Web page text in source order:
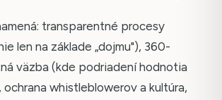
transparentné procesy
len na základe „dojmu"), 360-
väzba (kde podriadení hodnotia
ochrana whistleblowerov a kultúra,